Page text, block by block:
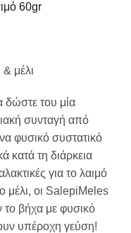
60gr
μέλι
δώστε του μία
συνταγή από
φυσικό συστατικό
κατά τη διάρκεια
για το λαιμό
μέλι, οι SalepiMeles
το βήχα με φυσικό
υπέροχη γεύση!